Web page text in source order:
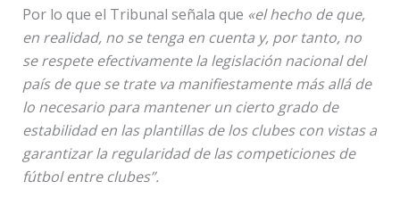
Por lo que el Tribunal señala que «el hecho de que,
en realidad, no se tenga en cuenta y, por tanto, no
se respete efectivamente la legislación nacional del
país de que se trate va manifiestamente más allá de
lo necesario para mantener un cierto grado de
estabilidad en las plantillas de los clubes con vistas a
garantizar la regularidad de las competiciones de
fútbol entre clubes”.